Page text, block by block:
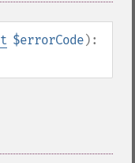
$errorCode):